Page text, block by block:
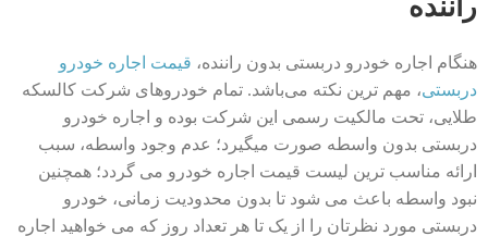
راننده
هنگام اجاره خودرو دربستی بدون راننده، قیمت اجاره خودرو
دربستی، مهم ترین نکته می‌باشد. تمام خودروهای شرکت کالسکه
طلایی، تحت مالکیت رسمی این شرکت بوده و اجاره خودرو
دربستی بدون واسطه صورت میگیرد؛ عدم وجود واسطه، سبب
ارائه مناسب ترین لیست قیمت اجاره خودرو می گردد؛ همچنین
نبود واسطه باعث می شود تا بدون محدودیت زمانی، خودرو
دربستی مورد نظرتان را از یک تا هر تعداد روز که می خواهید اجاره